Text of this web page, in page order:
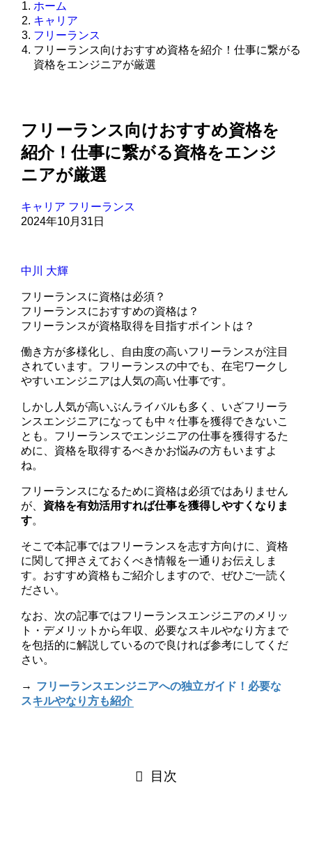
ホーム
キャリア
フリーランス
フリーランス向けおすすめ資格を紹介！仕事に繋がる
資格をエンジニアが厳選
フリーランス向けおすすめ資格を
紹介！仕事に繋がる資格をエンジ
ニアが厳選
キャリア フリーランス
2024年10月31日
中川 大輝
フリーランスに資格は必須？
フリーランスにおすすめの資格は？
フリーランスが資格取得を目指すポイントは？
働き方が多様化し、自由度の高いフリーランスが注目
されています。フリーランスの中でも、在宅ワークし
やすいエンジニアは人気の高い仕事です。
しかし人気が高いぶんライバルも多く、いざフリーラ
ンスエンジニアになっても中々仕事を獲得できないこ
とも。フリーランスでエンジニアの仕事を獲得するた
めに、資格を取得するべきかお悩みの方もいますよ
ね。
フリーランスになるために資格は必須ではありません
が、 資格を有効活用すれば仕事を獲得しやすくなりま
す。
そこで本記事ではフリーランスを志す方向けに、資格
に関して押さえておくべき情報を一通りお伝えしま
す。おすすめ資格もご紹介しますので、ぜひご一読く
ださい。
なお、次の記事ではフリーランスエンジニアのメリッ
ト・デメリットから年収、必要なスキルやなり方まで
を包括的に解説しているので良ければ参考にしてくだ
さい。
→ フリーランスエンジニアへの独立ガイド！必要な
スキルやなり方も紹介
目次